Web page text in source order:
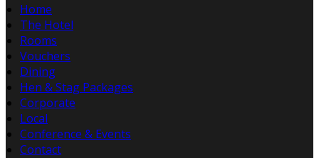
Home
The Hotel
Rooms
Vouchers
Dining
Hen & Stag Packages
Corporate
Local
Conference & Events
Contact